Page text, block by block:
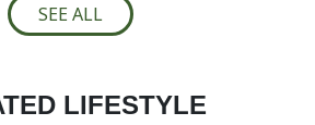
SEE ALL
LIFESTYLE